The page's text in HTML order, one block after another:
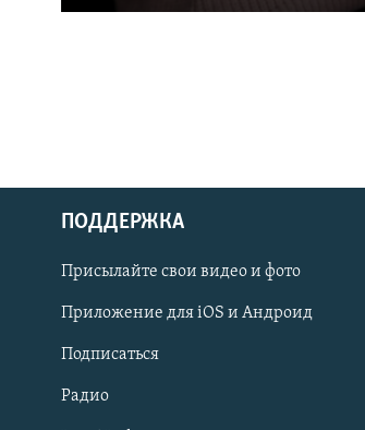
Українською
Qırımtatar
ПРИСОЕДИНЯЙТЕСЬ!
ПОДДЕРЖКА
Присылайте свои видео и фото
Приложение для iOS и Андроид
Подписаться
Радио